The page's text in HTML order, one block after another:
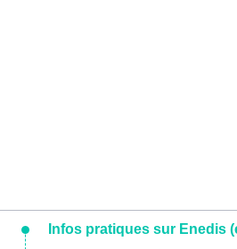
Infos pratiques sur Enedis